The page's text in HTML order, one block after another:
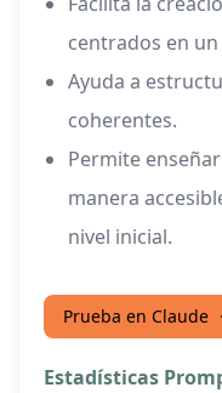
centrados en
Ayuda a
coherentes.
Permite
manera
nivel inicial.
Prueba en Claude
Estadísticas